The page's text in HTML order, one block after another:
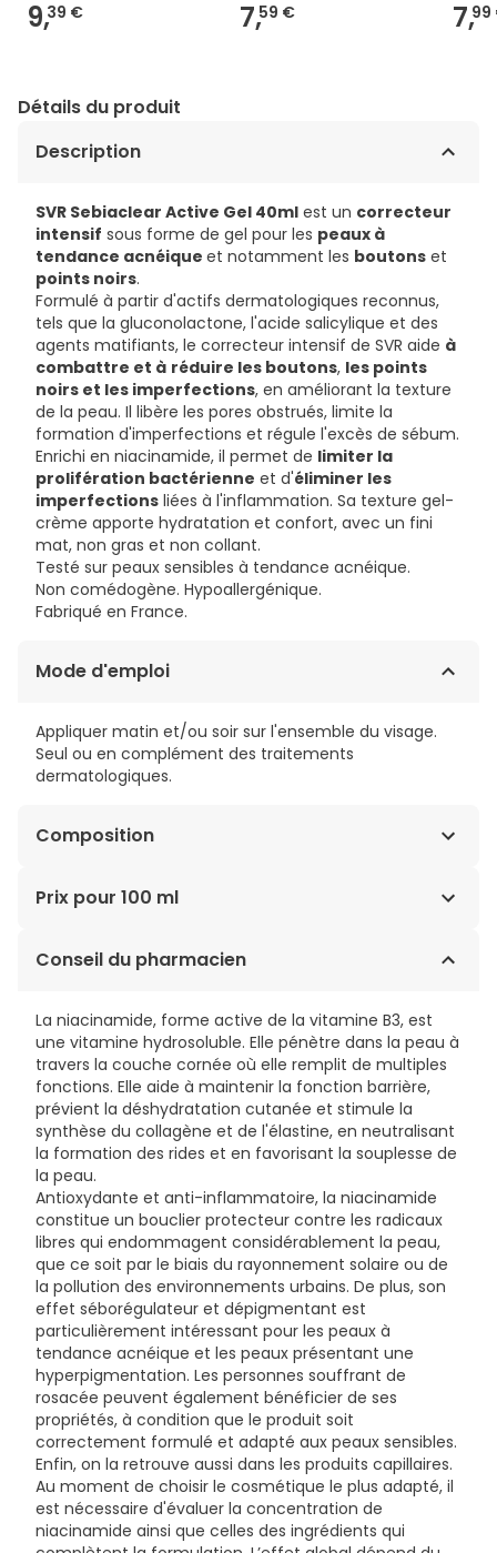
9,39 € 7,59 € 7,99
Détails du produit
Description
SVR Sebiaclear Active Gel 40ml est un correcteur
intensif sous forme de gel pour les peaux à
tendance acnéique et notamment les boutons et
points noirs.
Formulé à partir d'actifs dermatologiques reconnus,
tels que la gluconolactone, l'acide salicylique et des
agents matifiants, le correcteur intensif de SVR aide à
combattre et à réduire les boutons, les points
noirs et les imperfections, en améliorant la texture
de la peau. Il libère les pores obstrués, limite la
formation d'imperfections et régule l'excès de sébum.
Enrichi en niacinamide, il permet de limiter la
prolifération bactérienne et d'éliminer les
imperfections liées à l'inflammation. Sa texture gel-
crème apporte hydratation et confort, avec un fini
mat, non gras et non collant.
Testé sur peaux sensibles à tendance acnéique.
Non comédogène. Hypoallergénique.
Fabriqué en France.
Mode d'emploi
Appliquer matin et/ou soir sur l'ensemble du visage.
Seul ou en complément des traitements
dermatologiques.
Composition
AQUA/WATER/EAU, GLUCONOLACTONE, PROPANEDIOL,
AMMONIUM ACRYLOYLDIMETHYLTAURATE/VP
ALCOHOL, SALICYLIC ACID, PARFUM (FRAGRANCE),
CETEARETH-33, POLYSORBATE 60, SORBITAN
ISOSTEARATE, TOCOPHEROL.
Prix pour 100 ml
18,57€ / 100 ml
Conseil du pharmacien
La niacinamide, forme active de la vitamine B3, est
une vitamine hydrosoluble. Elle pénètre dans la peau à
travers la couche cornée où elle remplit de multiples
fonctions. Elle aide à maintenir la fonction barrière,
prévient la déshydratation cutanée et stimule la
synthèse du collagène et de l'élastine, en neutralisant
la formation des rides et en favorisant la souplesse de
la peau.
Antioxydante et anti-inflammatoire, la niacinamide
constitue un bouclier protecteur contre les radicaux
libres qui endommagent considérablement la peau,
que ce soit par le biais du rayonnement solaire ou de
la pollution des environnements urbains. De plus, son
effet séborégulateur et dépigmentant est
particulièrement intéressant pour les peaux à
tendance acnéique et les peaux présentant une
hyperpigmentation. Les personnes souffrant de
rosacée peuvent également bénéficier de ses
propriétés, à condition que le produit soit
correctement formulé et adapté aux peaux sensibles.
Enfin, on la retrouve aussi dans les produits capillaires.
Au moment de choisir le cosmétique le plus adapté, il
est nécessaire d'évaluer la concentration de
niacinamide ainsi que celles des ingrédients qui